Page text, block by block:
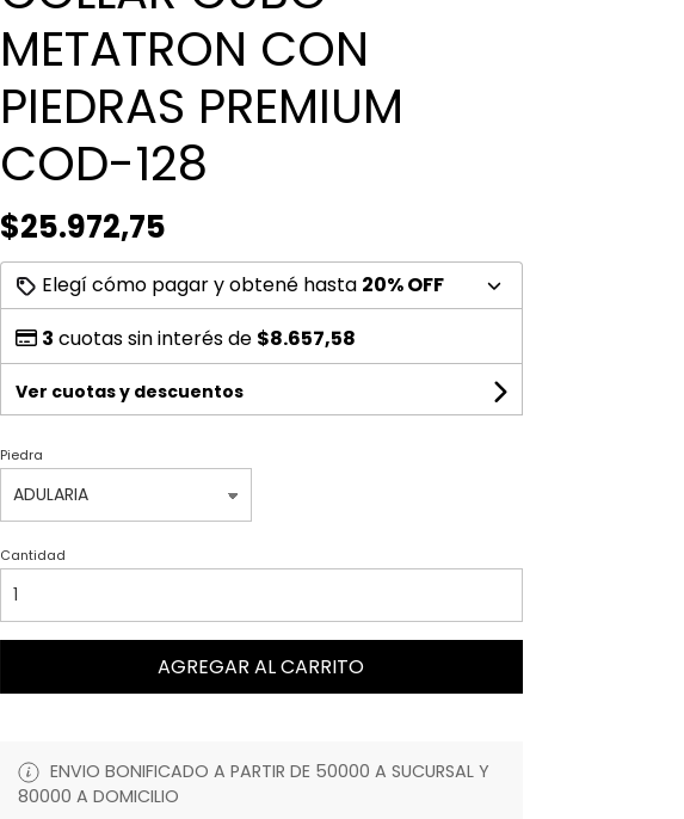
METATRON CON
PIEDRAS PREMIUM
COD-128
$25.972,75
Elegí cómo pagar y obtené hasta 20% OFF
3 cuotas sin interés de $8.657,58
Ver cuotas y descuentos
Piedra
Cantidad
AGREGAR AL CARRITO
ENVIO BONIFICADO A PARTIR DE 50000 A SUCURSAL Y
80000 A DOMICILIO